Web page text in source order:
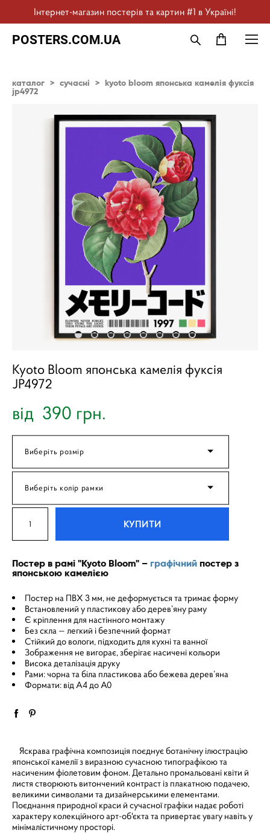
Інтернет-магазин постерів та картин #1 в Україні!
POSTERS.COM.UA
каталог > сучасні > kyoto bloom японська камелія фуксія
jp4972
Kyoto Bloom японська камелія фуксія
JP4972
від 390 грн.
Виберіть розмір
Виберіть колір рамки
КУПИТИ
Постер в рамі "Kyoto Bloom" – графічний постер з
японською камелією
Постер на ПВХ 3 мм, не деформується та тримає форму
Встановлений у пластикову або дерев’яну раму
Є кріплення для настінного монтажу
Без скла — легкий і безпечний формат
Стійкий до вологи, підходить для кухні та ванної
Зображення не вигорає, зберігає насичені кольори
Висока деталізація друку
Рами: чорна та біла пластикова або бежева дерев’яна
Формати: від A4 до A0
Яскрава графічна композиція поєднує ботанічну ілюстрацію
японської камелії з виразною сучасною типографікою та
насиченим фіолетовим фоном. Детально промальовані квіти й
листя створюють витончений контраст із плакатною подачею,
великими символами та дизайнерськими елементами.
Поєднання природної краси й сучасної графіки надає роботі
характеру колекційного арт-об'єкта та привертає увагу навіть у
мінімалістичному просторі.